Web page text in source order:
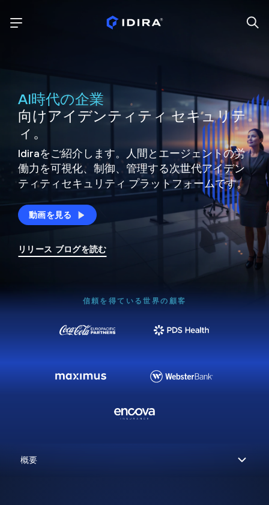
AI時代の企業
向けアイデンティティ セキュリテ
ィ。
Idiraをご紹介します。人間とエージェントの労
働力を可視化、制御、 管理する次世代アイデン
ティティセキュリティ プラットフォームです。
動画を見る
リリース ブログを読む
信頼を得ている世界の顧客